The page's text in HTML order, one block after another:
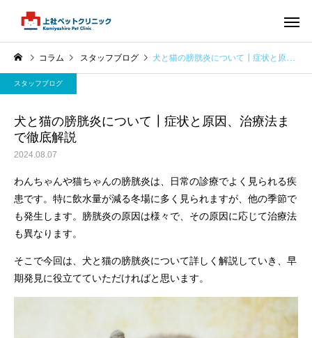
コラム スタッフブログ 犬と猫の膀胱炎について┃症状と原因、治療法まで徹底解説
スタッフブログ
犬と猫の膀胱炎について┃症状と原因、治療法ま
で徹底解説
2024.08.07
わんちゃんや猫ちゃんの膀胱炎は、日常の診療でよく見られる疾
患です。特に飲水量が減る冬場に多く見られますが、他の季節で
も発生します。膀胱炎の原因は様々で、その原因に応じて治療法
も異なります。
そこで今回は、犬と猫の膀胱炎について詳しく解説していき、早
期発見に役立てていただければと思います。